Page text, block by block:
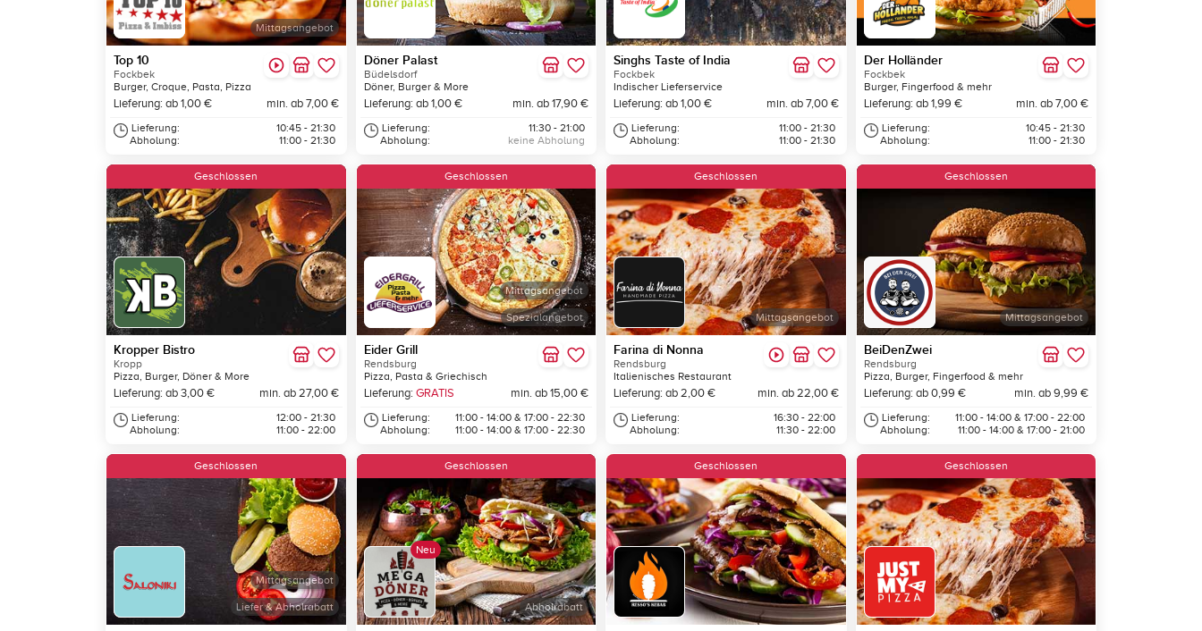
Mittagsangebot
Top 10
Fockbek
Burger, Croque, Pasta, Pizza
Lieferung: ab 1,00 € min. ab 7,00 €
Lieferung:
Abholung:
10:45 - 21:30
11:00 - 21:30
Döner Palast
Büdelsdorf
Döner, Burger & More
Lieferung: ab 1,00 € min. ab 17,90 €
Lieferung:
Abholung:
11:30 - 21:00
keine Abholung
Singhs Taste of India
Fockbek
Indischer Lieferservice
Lieferung: ab 1,00 € min. ab 7,00 €
Lieferung:
Abholung:
11:00 - 21:30
11:00 - 21:30
Der Holländer
Fockbek
Burger, Fingerfood & mehr
Lieferung: ab 1,99 € min. ab 7,00 €
Lieferung:
Abholung:
10:45 - 21:30
11:00 - 21:30
Geschlossen
Kropper Bistro
Kropp
Pizza, Burger, Döner & More
Lieferung: ab 3,00 € min. ab 27,00 €
Lieferung:
Abholung:
12:00 - 21:30
11:00 - 22:00
Spezialangebot
Mittagsangebot
Geschlossen
Eider Grill
Rendsburg
Pizza, Pasta & Griechisch
Lieferung: GRATIS min. ab 15,00 €
Lieferung:
Abholung:
11:00 - 14:00 & 17:00 - 22:30
11:00 - 14:00 & 17:00 - 22:30
Mittagsangebot
Geschlossen
Farina di Nonna
Rendsburg
Italienisches Restaurant
Lieferung: ab 2,00 € min. ab 22,00 €
Lieferung:
Abholung:
16:30 - 22:00
11:30 - 22:00
Mittagsangebot
Geschlossen
BeiDenZwei
Rendsburg
Pizza, Burger, Fingerfood & mehr
Lieferung: ab 0,99 € min. ab 9,99 €
Lieferung:
Abholung:
11:00 - 14:00 & 17:00 - 22:00
11:00 - 14:00 & 17:00 - 21:00
Liefer & Abholrabatt
Mittagsangebot
Geschlossen
Abholrabatt
Neu
Geschlossen Geschlossen Geschlossen